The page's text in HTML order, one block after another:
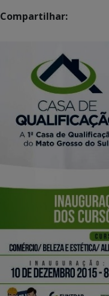
Compartilhar: